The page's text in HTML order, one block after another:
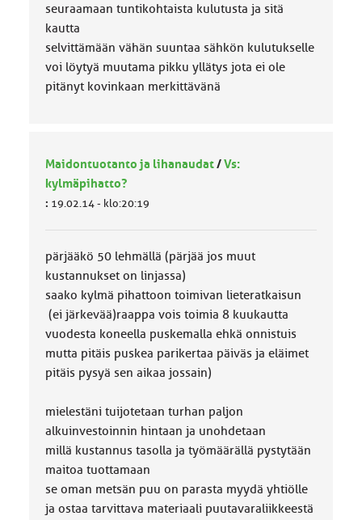
seuraamaan tuntikohtaista kulutusta ja sitä
kautta
selvittämään vähän suuntaa sähkön kulutukselle
voi löytyä muutama pikku yllätys jota ei ole
pitänyt kovinkaan merkittävänä
Maidontuotanto ja lihanaudat/Vs:
kylmäpihatto?
: 19.02.14 - klo:20:19
pärjääkö 50 lehmällä (pärjää jos muut
kustannukset on linjassa)
saako kylmä pihattoon toimivan lieteratkaisun
(ei järkevää)raappa vois toimia 8 kuukautta
vuodesta koneella puskemalla ehkä onnistuis
mutta pitäis puskea parikertaa päiväs ja eläimet
pitäis pysyä sen aikaa jossain)
mielestäni tuijotetaan turhan paljon
alkuinvestoinnin hintaan ja unohdetaan
millä kustannus tasolla ja työmäärällä pystytään
maitoa tuottamaan
se oman metsän puu on parasta myydä yhtiölle
ja ostaa tarvittava materiaali puutavaraliikkeestä